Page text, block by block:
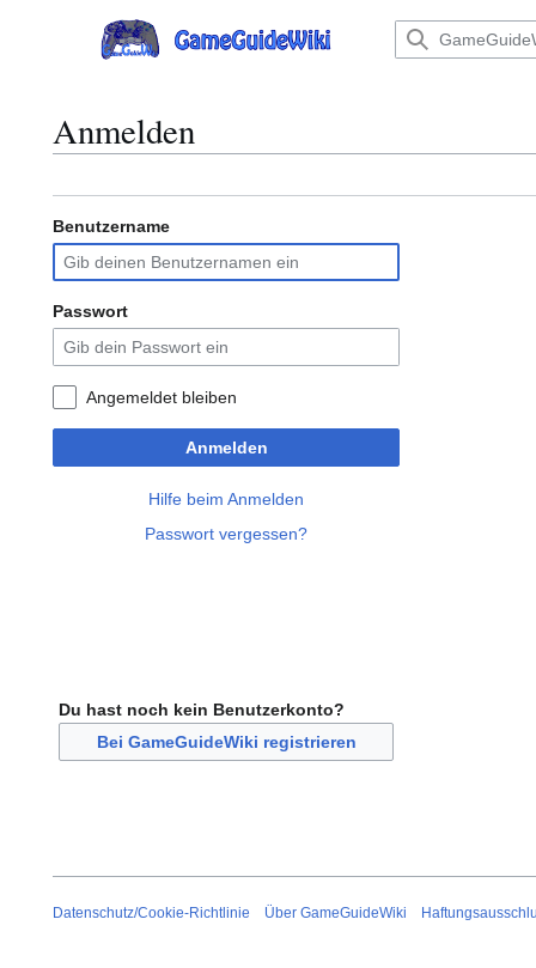
Hauptmenü
Anmelden
Benutzername
Passwort
Angemeldet bleiben
Anmelden
Hilfe beim Anmelden
Passwort vergessen?
Du hast noch kein Benutzerkonto?
Bei GameGuideWiki registrieren
Datenschutz/Cookie-Richtlinie Über GameGuideWiki